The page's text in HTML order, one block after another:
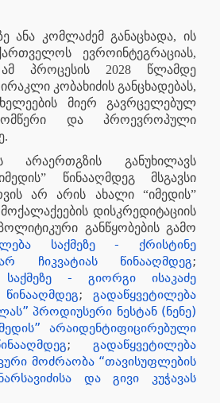
ანა კომლაძემ განაცხადა, ის
ევროინტეგრაციას,
ამ პროცესის 2028 წლამდე
ირაკლი კობახიძის განცხადებას,
მიერ გავრცელებულ
და პროევროპული
არაერთგზის განუხილავს
წინააღმდეგ მსგავსი
არ არის ახალი “იმედის”
დისკრედიტაციის
განწყობების გამო
საქმეზე - ქრისტინე
ჩიკვატიას წინააღმდეგ;
საქმეზე - გიორგი ისაკაძე
;გადაწყვეტილება
პროდიუსერი ნესტან (ნენე)
არაიდენტიფიცირებული
; გადაწყვეტილება
მოძრაობა “თავისუფლების
და გივი კუჭავას